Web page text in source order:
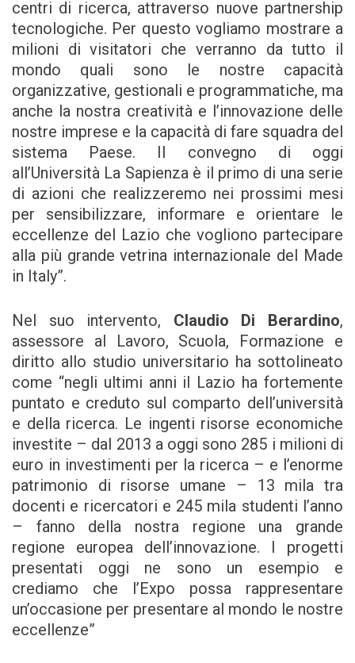
centri di ricerca, attraverso nuove partnership
tecnologiche. Per questo vogliamo mostrare a
milioni di visitatori che verranno da tutto il
mondo quali sono le nostre capacità
organizzative, gestionali e programmatiche, ma
anche la nostra creatività e l’innovazione delle
nostre imprese e la capacità di fare squadra del
sistema Paese. Il convegno di oggi
all’Università La Sapienza è il primo di una serie
di azioni che realizzeremo nei prossimi mesi
per sensibilizzare, informare e orientare le
eccellenze del Lazio che vogliono partecipare
alla più grande vetrina internazionale del Made
in Italy”.
Nel suo intervento, Claudio Di Berardino,
assessore al Lavoro, Scuola, Formazione e
diritto allo studio universitario ha sottolineato
come “negli ultimi anni il Lazio ha fortemente
puntato e creduto sul comparto dell’università
e della ricerca. Le ingenti risorse economiche
investite – dal 2013 a oggi sono 285 i milioni di
euro in investimenti per la ricerca – e l’enorme
patrimonio di risorse umane – 13 mila tra
docenti e ricercatori e 245 mila studenti l’anno
– fanno della nostra regione una grande
regione europea dell’innovazione. I progetti
presentati oggi ne sono un esempio e
crediamo che l’Expo possa rappresentare
un’occasione per presentare al mondo le nostre
eccellenze”